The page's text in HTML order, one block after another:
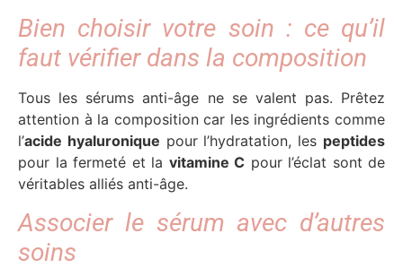
Bien choisir votre soin : ce qu’il
faut vérifier dans la composition
Tous les sérums anti-âge ne se valent pas. Prêtez
attention à la composition car les ingrédients comme
l’acide hyaluronique pour l’hydratation, les peptides
pour la fermeté et la vitamine C pour l’éclat sont de
véritables alliés anti-âge.
Associer le sérum avec d’autres
soins